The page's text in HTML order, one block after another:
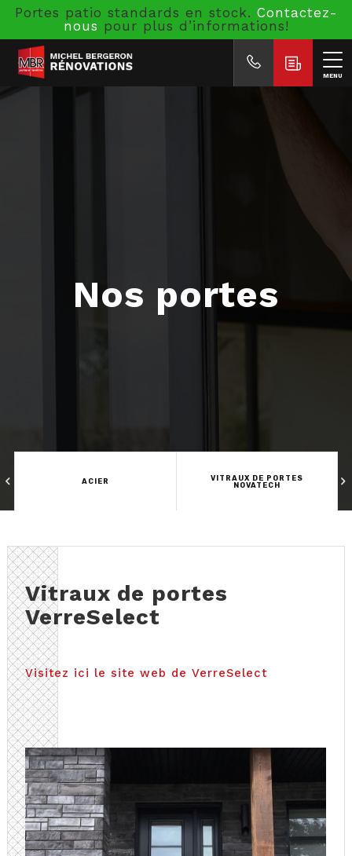
Portes patio standards en stock. Contactez-
nous pour plus d’informations!
MENU
Nos portes
ACIER
VITRAUX DE PORTES
NOVATECH
Vitraux de portes
VerreSelect
Visitez ici le site web de VerreSelect